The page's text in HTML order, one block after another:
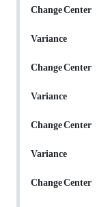
ChangeCenter
Variance
ChangeCenter
Variance
ChangeCenter
Variance
ChangeCenter